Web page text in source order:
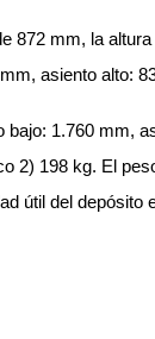
872 mm, la
asiento alto:
1.760 mm,
2) 198 kg. El
útil del depósito